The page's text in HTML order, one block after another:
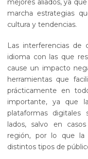
mejores aliados, ya
marcha estrategias
cultura y tendencias.
Las interferencias de
idioma con las que
cause un impacto
herramientas que
prácticamente en
importante, ya que
plataformas digitales
lados, salvo en
región, por lo que la
distintos tipos de